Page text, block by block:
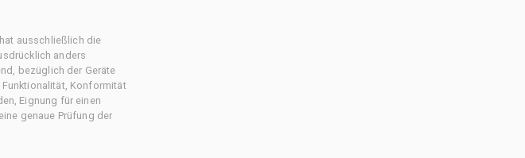
ausschließlich die
anders
bezüglich der Geräte
Konformität
Eignung für einen
genaue Prüfung der